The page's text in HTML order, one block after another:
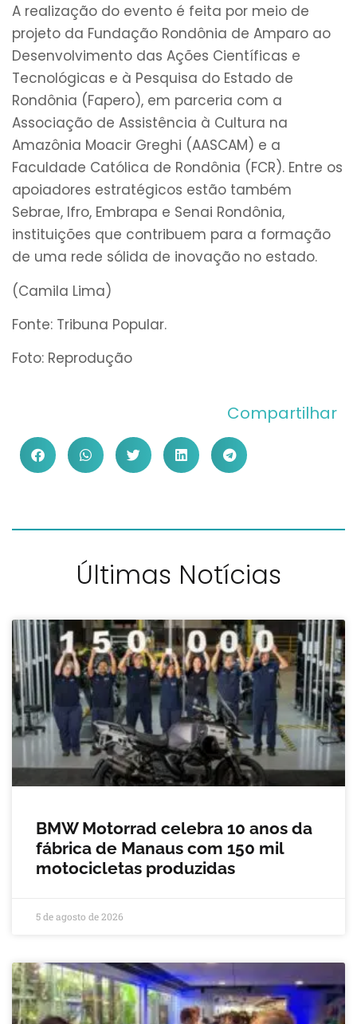
A realização do evento é feita por meio de
projeto da Fundação Rondônia de Amparo ao
Desenvolvimento das Ações Científicas e
Tecnológicas e à Pesquisa do Estado de
Rondônia (Fapero), em parceria com a
Associação de Assistência à Cultura na
Amazônia Moacir Greghi (AASCAM) e a
Faculdade Católica de Rondônia (FCR). Entre os
apoiadores estratégicos estão também
Sebrae, Ifro, Embrapa e Senai Rondônia,
instituições que contribuem para a formação
de uma rede sólida de inovação no estado.
(Camila Lima)
Fonte: Tribuna Popular.
Foto: Reprodução
Compartilhar
Últimas Notícias
BMW Motorrad celebra 10 anos da
fábrica de Manaus com 150 mil
motocicletas produzidas
5 de agosto de 2026